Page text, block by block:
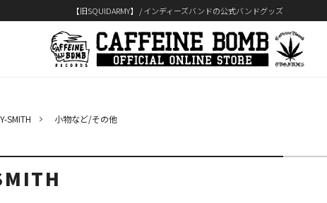
【旧SQUIDARMY】 / インディーズバンドの公式バンドグッズ
SMITH 小物など/その他